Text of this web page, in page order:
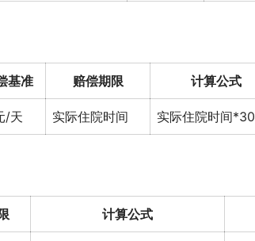
基准 赔偿期限 计算公式
/天 实际住院时间 实际住院时间*30
计算公式